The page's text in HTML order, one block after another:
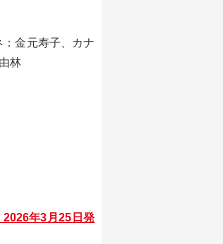
金元寿子、カナ
林
年3月25日発